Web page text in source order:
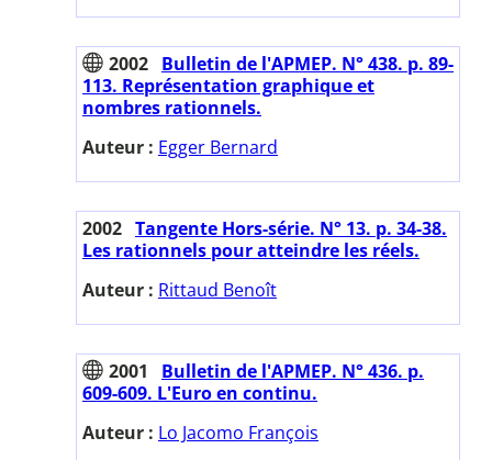
2002 Bulletin de l'APMEP. N° 438. p. 89-
113. Représentation graphique et
nombres rationnels.
Auteur : Egger Bernard
2002 Tangente Hors-série. N° 13. p. 34-38.
Les rationnels pour atteindre les réels.
Auteur : Rittaud Benoît
2001
Bulletin de l'APMEP. N° 436. p.
609-609. L'Euro en continu.
Auteur : Lo Jacomo François